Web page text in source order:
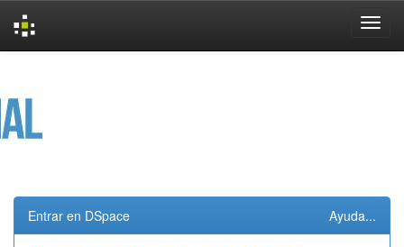
Entrar en DSpace Ayuda...